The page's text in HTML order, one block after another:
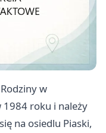
w
1984 roku i należy
na osiedlu Piaski,